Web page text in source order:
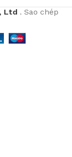
Ltd. Sao chép